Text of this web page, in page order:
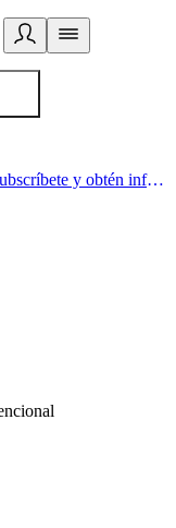
Acá comienza un estilo de vida saludable. Subscríbete y obtén información de primera mano